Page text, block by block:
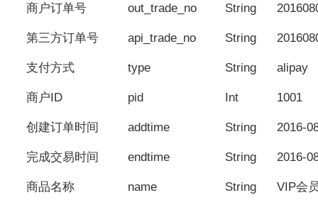
商户订单号 out_trade_no String
第三方订单号 api_trade_no String
支付方式 type String alipay
商户ID pid Int 1001
创建订单时间 addtime String 2016-
完成交易时间 endtime String 2016-
商品名称 name String VIP会